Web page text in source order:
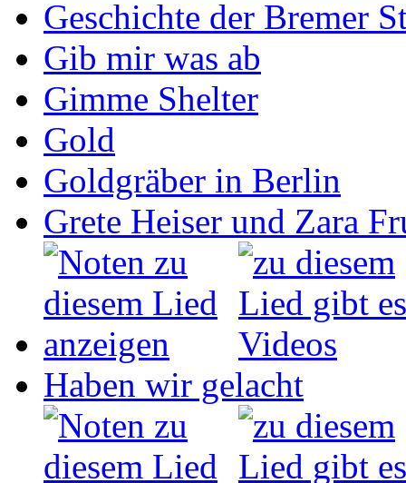
Geschichte der Bremer
Gib mir was ab
Gimme Shelter
Gold
Goldgräber in Berlin
Grete Heiser und Zara
Haben wir gelacht